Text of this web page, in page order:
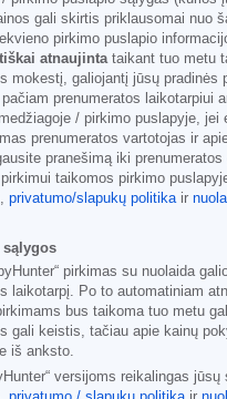
gali skirtis priklausomai nuo
pirkimo puslapio
atnaujinta taikant tuo metu
mokestį, galiojantį jūsų pradinės
prenumeratos laikotarpiui
/ pirkimo puslapyje, jei
prenumeratos vartotojas ir
pranešimą iki prenumeratos
pirkimui taikomos pirkimo
privatumo/slapukų politika ir
sąlygos
pirkimas su nuolaida
laikotarpį. Po to automatiniam
bus taikoma tuo metu
gali keistis, tačiau apie kainų
iš anksto.
versijoms reikalingas